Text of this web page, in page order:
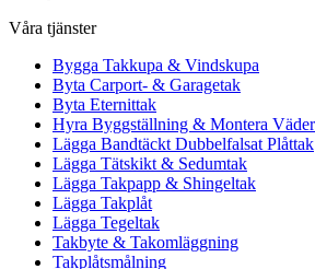
Våra tjänster
Bygga Takkupa & Vindskupa
Byta Carport- & Garagetak
Byta Eternittak
Hyra Byggställning & Montera
Lägga Bandtäckt Dubbelfalsat Plåttak
Lägga Tätskikt & Sedumtak
Lägga Takpapp & Shingeltak
Lägga Takplåt
Lägga Tegeltak
Takbyte & Takomläggning
Takplåtsmålning